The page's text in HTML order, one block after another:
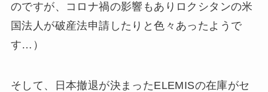
のですが、コロナ禍の影響もありロクシタンの米
国法人が破産法申請したりと色々あったようで
す…）
そして、日本撤退が決まったELEMISの在庫がセ